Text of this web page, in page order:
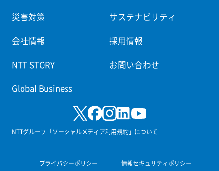
災害対策 サステナビリティ
会社情報 採用情報
NTT STORY お問い合わせ
Global Business
NTTグループ「ソーシャルメディア利用規約」について
プライバシーポリシー 情報セキュリティポリシー